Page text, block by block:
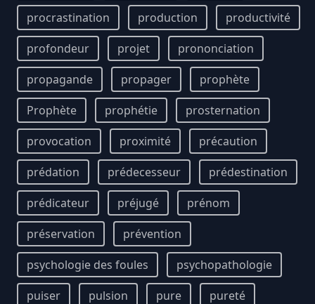
procrastination
production
productivité
profondeur
projet
prononciation
propagande
propager
prophète
Prophète
prophétie
prosternation
provocation
proximité
précaution
prédation
prédecesseur
prédestination
prédicateur
préjugé
prénom
préservation
prévention
psychologie des foules
psychopathologie
puiser
pulsion pure
pureté